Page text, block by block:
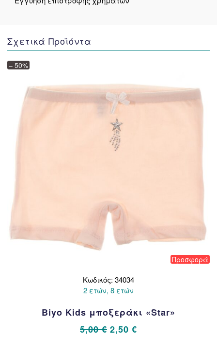
Σχετικά Προϊόντα
– 50%
Προσφορά
Κωδικός: 34034
2 ετών, 8 ετών
Biyo Kids μποξεράκι «Star»
5,00€ Original
2,50 €